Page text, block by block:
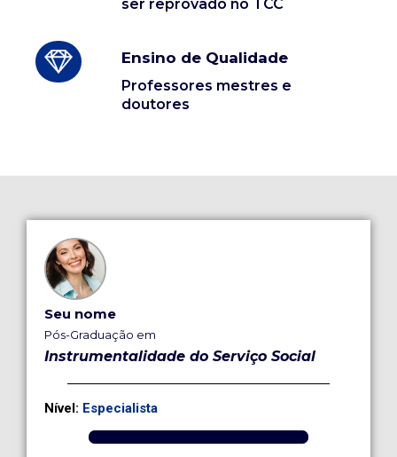
ser reprovado no TCC
Ensino de Qualidade
Professores mestres e
doutores
Seu nome
Pós-Graduação em
Instrumentalidade do Serviço Social
Nível: Especialista